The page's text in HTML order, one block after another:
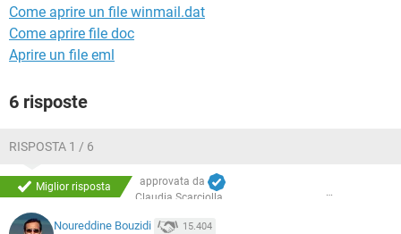
Come aprire un file winmail.dat
Come aprire file doc
Aprire un file eml
6 risposte
RISPOSTA 1 / 6
Miglior risposta
approvata da
Claudia Scarciolla
Noureddine Bouzidi 15.404